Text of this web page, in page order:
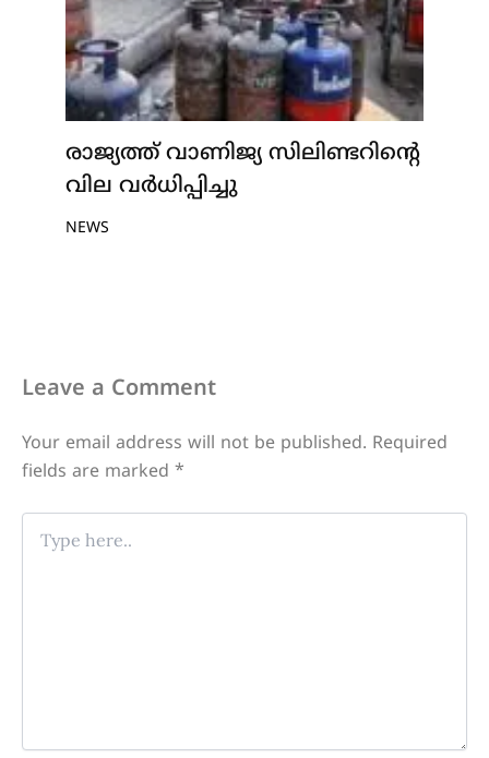
രാജ്യത്ത് വാണിജ്യ സിലിണ്ടറിന്റെ
വില വർധിപ്പിച്ചു
NEWS
Leave a Comment
Your email address will not be published. Required
fields are marked *
Type
here..